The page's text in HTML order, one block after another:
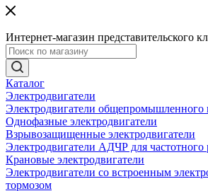
Интернет-магазин представительского
Каталог
Электродвигатели
Электродвигатели общепромышленного
Однофазные электродвигатели
Взрывозащищенные электродвигатели
Электродвигатели АДЧР для частотного
Крановые электродвигатели
Электродвигатели со встроенным
тормозом